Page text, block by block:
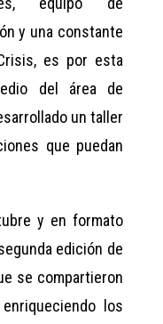
y una constante
es por esta
del área de
un taller
que puedan
y en formato
edición de
se compartieron
los